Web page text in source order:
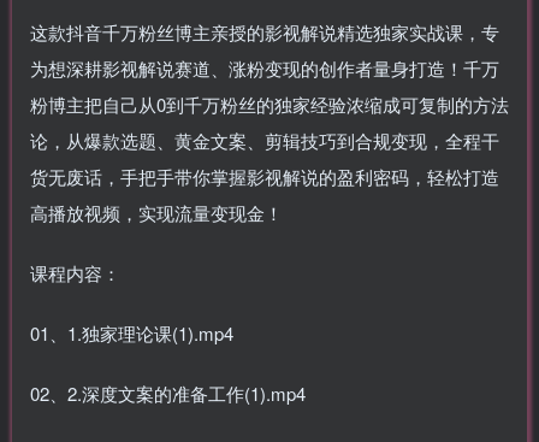
这款抖音千万粉丝博主亲授的影视解说精选独家实战课，专
为想深耕影视解说赛道、涨粉变现的创作者量身打造！千万
粉博主把自己从0到千万粉丝的独家经验浓缩成可复制的方法
论，从爆款选题、黄金文案、剪辑技巧到合规变现，全程干
货无废话，手把手带你掌握影视解说的盈利密码，轻松打造
高播放视频，实现流量变现金！
课程内容：
01、1.独家理论课(1).mp4
02、2.深度文案的准备工作(1).mp4